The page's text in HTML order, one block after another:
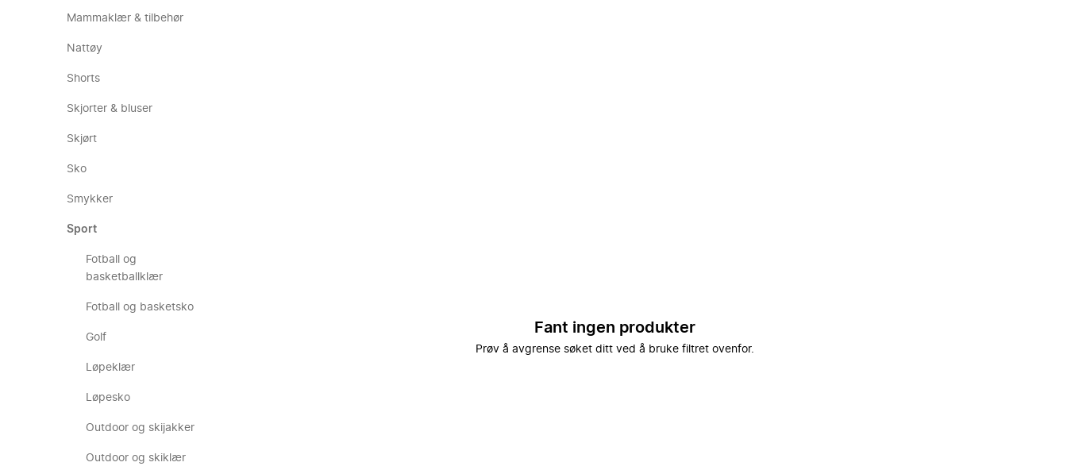
Mammaklær & tilbehør
Nattøy
Shorts
Skjorter & bluser
Skjørt
Sko
Smykker
Sport
Fotball og
basketballklær
Fotball og basketsko
Golf
Løpeklær
Løpesko
Outdoor og skijakker
Outdoor og skiklær
Fant ingen produkter
Prøv å avgrense søket ditt ved å bruke filtret ovenfor.